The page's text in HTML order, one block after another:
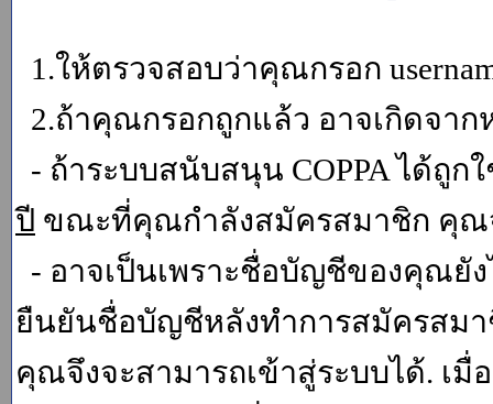
1.ให้ตรวจสอบว่าคุณกรอก
2.ถ้าคุณกรอกถูกแล้ว อาจเกิดจาก
- ถ้าระบบสนับสนุน COPPA ได้ถู
ปี ขณะที่คุณกำลังสมัครสมาชิก คุ
- อาจเป็นเพราะชื่อบัญชีของคุณยั
ยืนยันชื่อบัญชีหลังทำการสมัครสมา
คุณจึงจะสามารถเข้าสู่ระบบได้. เ